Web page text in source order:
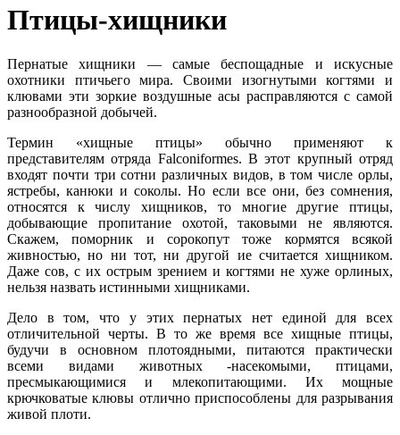
Птицы-хищники
Пернатые хищники — самые беспощадные и искусные
охотники птичьего мира. Своими изогнутыми когтями и
клювами эти зоркие воздушные асы расправляются с самой
разнообразной добычей.
Термин «хищные птицы» обычно применяют к
представителям отряда Falconiformes. В этот крупный отряд
входят почти три сотни различных видов, в том числе орлы,
ястребы, канюки и соколы. Но если все они, без сомнения,
относятся к числу хищников, то многие другие птицы,
добывающие пропитание охотой, таковыми не являются.
Скажем, поморник и сорокопут тоже кормятся всякой
живностью, но ни тот, ни другой ие считается хищником.
Даже сов, с их острым зрением и когтями не хуже орлиных,
нельзя назвать истинными хищниками.
Дело в том, что у этих пернатых нет единой для всех
отличительной черты. В то же время все хищные птицы,
будучи в основном плотоядными, питаются практически
всеми видами животных -насекомыми, птицами,
пресмыкающимися и млекопитающими. Их мощные
крючковатые клювы отлично приспособлены для разрывания
живой плоти.